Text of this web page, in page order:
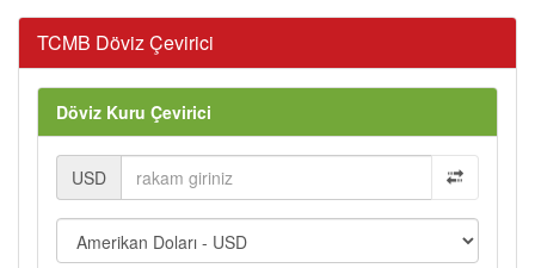
TCMB Döviz Çevirici
Döviz Kuru Çevirici
USD